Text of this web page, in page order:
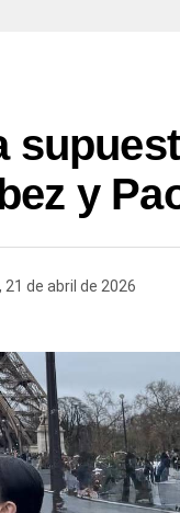
y
de abril de 2026